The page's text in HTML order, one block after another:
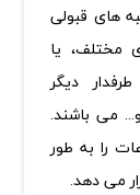
های قبولی
مختلف، یا
دیگر
می باشند.
این اطلاعات را به طور
می دهد.